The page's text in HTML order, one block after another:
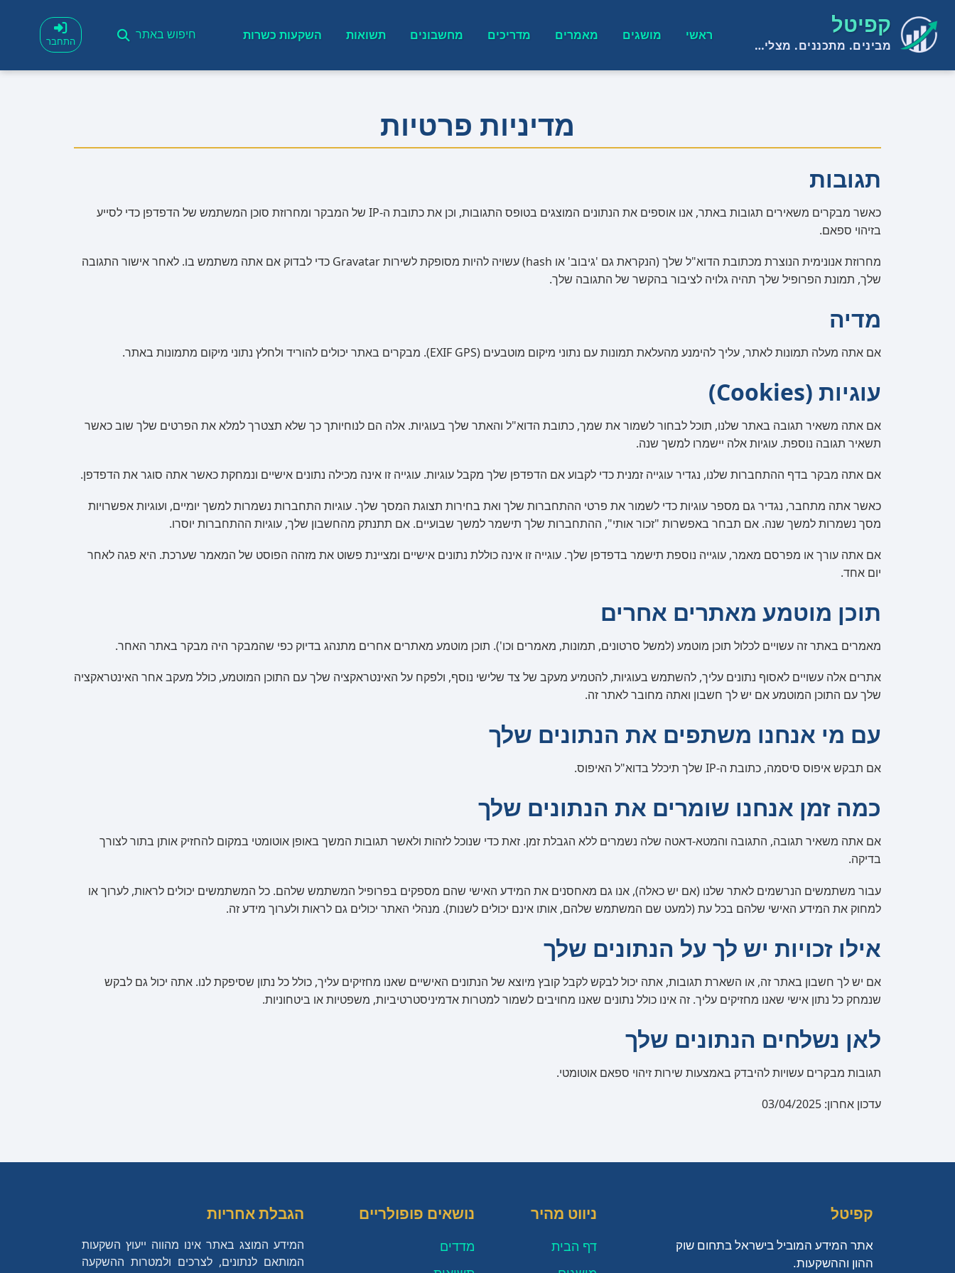
קפיטל
מבינים. מתכננים. מצליחים.
ראשי מושגים מאמרים מדריכים מחשבונים תשואות השקעות כשרות חיפוש באתר
התחבר
מדיניות פרטיות
תגובות
כאשר מבקרים משאירים תגובות באתר, אנו אוספים את הנתונים המוצגים בטופס התגובות, וכן את כתובת ה-IP של המבקר ומחרוזת סוכן המשתמש של הדפדפן כדי לסייע
בזיהוי ספאם.
מחרוזת אנונימית הנוצרת מכתובת הדוא"ל שלך (הנקראת גם 'גיבוב' או hash) עשויה להיות מסופקת לשירות Gravatar כדי לבדוק אם אתה משתמש בו. לאחר אישור התגובה
שלך, תמונת הפרופיל שלך תהיה גלויה לציבור בהקשר של התגובה שלך.
מדיה
אם אתה מעלה תמונות לאתר, עליך להימנע מהעלאת תמונות עם נתוני מיקום מוטבעים (EXIF GPS). מבקרים באתר יכולים להוריד ולחלץ נתוני מיקום מתמונות באתר.
עוגיות (Cookies)
אם אתה משאיר תגובה באתר שלנו, תוכל לבחור לשמור את שמך, כתובת הדוא"ל והאתר שלך בעוגיות. אלה הם לנוחיותך כך שלא תצטרך למלא את הפרטים שלך שוב כאשר
תשאיר תגובה נוספת. עוגיות אלה יישמרו למשך שנה.
אם אתה מבקר בדף ההתחברות שלנו, נגדיר עוגייה זמנית כדי לקבוע אם הדפדפן שלך מקבל עוגיות. עוגייה זו אינה מכילה נתונים אישיים ונמחקת כאשר אתה סוגר את הדפדפן.
כאשר אתה מתחבר, נגדיר גם מספר עוגיות כדי לשמור את פרטי ההתחברות שלך ואת בחירות תצוגת המסך שלך. עוגיות התחברות נשמרות למשך יומיים, ועוגיות אפשרויות
מסך נשמרות למשך שנה. אם תבחר באפשרות "זכור אותי", ההתחברות שלך תישמר למשך שבועיים. אם תתנתק מהחשבון שלך, עוגיות ההתחברות יוסרו.
אם אתה עורך או מפרסם מאמר, עוגייה נוספת תישמר בדפדפן שלך. עוגייה זו אינה כוללת נתונים אישיים ומציינת פשוט את מזהה הפוסט של המאמר שערכת. היא פגה לאחר
יום אחד.
תוכן מוטמע מאתרים אחרים
מאמרים באתר זה עשויים לכלול תוכן מוטמע (למשל סרטונים, תמונות, מאמרים וכו'). תוכן מוטמע מאתרים אחרים מתנהג בדיוק כפי שהמבקר היה מבקר באתר האחר.
אתרים אלה עשויים לאסוף נתונים עליך, להשתמש בעוגיות, להטמיע מעקב של צד שלישי נוסף, ולפקח על האינטראקציה שלך עם התוכן המוטמע, כולל מעקב אחר האינטראקציה
שלך עם התוכן המוטמע אם יש לך חשבון ואתה מחובר לאתר זה.
עם מי אנחנו משתפים את הנתונים שלך
אם תבקש איפוס סיסמה, כתובת ה-IP שלך תיכלל בדוא"ל האיפוס.
כמה זמן אנחנו שומרים את הנתונים שלך
אם אתה משאיר תגובה, התגובה והמטא-דאטה שלה נשמרים ללא הגבלת זמן. זאת כדי שנוכל לזהות ולאשר תגובות המשך באופן אוטומטי במקום להחזיק אותן בתור לצורך
בדיקה.
עבור משתמשים הנרשמים לאתר שלנו (אם יש כאלה), אנו גם מאחסנים את המידע האישי שהם מספקים בפרופיל המשתמש שלהם. כל המשתמשים יכולים לראות, לערוך או
למחוק את המידע האישי שלהם בכל עת (למעט שם המשתמש שלהם, אותו אינם יכולים לשנות). מנהלי האתר יכולים גם לראות ולערוך מידע זה.
אילו זכויות יש לך על הנתונים שלך
אם יש לך חשבון באתר זה, או השארת תגובות, אתה יכול לבקש לקבל קובץ מיוצא של הנתונים האישיים שאנו מחזיקים עליך, כולל כל נתון שסיפקת לנו. אתה יכול גם לבקש
שנמחק כל נתון אישי שאנו מחזיקים עליך. זה אינו כולל נתונים שאנו מחויבים לשמור למטרות אדמיניסטרטיביות, משפטיות או ביטחוניות.
לאן נשלחים הנתונים שלך
תגובות מבקרים עשויות להיבדק באמצעות שירות זיהוי ספאם אוטומטי.
עדכון אחרון: 03/04/2025
קפיטל
אתר המידע המוביל בישראל בתחום שוק
ההון וההשקעות.
ניווט מהיר
דף הבית
נושאים פופולריים
מדדים
הגבלת אחריות
המידע המוצג באתר אינו מהווה ייעוץ השקעות
המותאם לנתונים, לצרכים ולמטרות ההשקעה